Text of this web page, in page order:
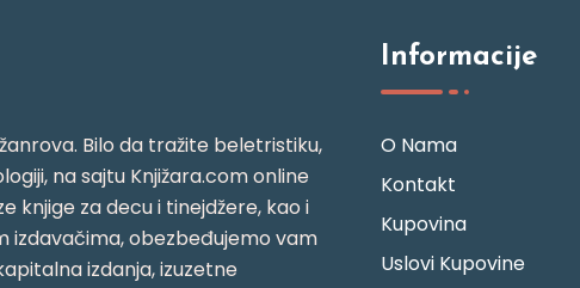
Bilo da tražite beletristiku,
na sajtu Knjižara.com online
knjige za decu i tinejdžere, kao i
izdavačima, obezbeđujemo vam
izdanja, izuzetne
Informacije
O Nama
Kontakt
Kupovina
Uslovi Kupovine